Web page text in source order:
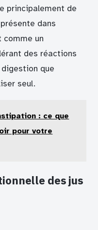
principalement de
dans
comme un
des réactions
que
seul.
: ce que
pour votre
des jus